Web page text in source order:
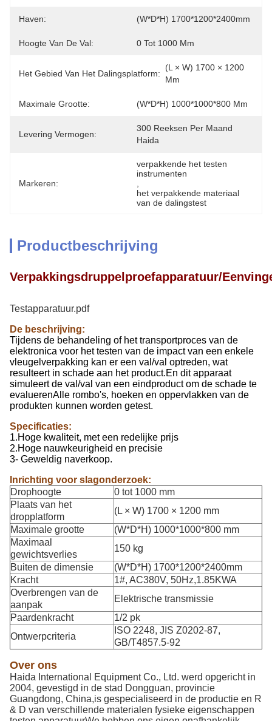
Haven: (W*D*H) 1700*1200*2400mm
Hoogte Van De Val: 0 Tot 1000 Mm
Het Gebied Van Het Dalingsplatform:
(L × W) 1700 × 1200
Mm
Maximale Grootte: (W*D*H) 1000*1000*800 Mm
Levering Vermogen:
300 Reeksen Per Maand
Haida
Markeren:
verpakkende het testen
instrumenten
het verpakkende materiaal
van de dalingstest
Productbeschrijving
Verpakkingsdruppelproefapparatuur/
Testapparatuur.pdf
De beschrijving:
Tijdens de behandeling of het transportproces van de
elektronica voor het testen van de impact van een enkele
vleugelverpakking kan er een val/val optreden, wat
resulteert in schade aan het product.En dit apparaat
simuleert de val/val van een eindproduct om de schade te
evaluerenAlle rombo's, hoeken en oppervlakken van de
produkten kunnen worden getest.
Specificaties:
1.Hoge kwaliteit, met een redelijke prijs
2.Hoge nauwkeurigheid en precisie
3- Geweldig naverkoop.
Inrichting voor slagonderzoek:
Drophoogte
0 tot 1000 mm
Plaats van het
dropplatform
(L × W) 1700 × 1200 mm
Maximale grootte
(W*D*H) 1000*1000*800 mm
Maximaal
gewichtsverlies
150 kg
Buiten de dimensie
(W*D*H) 1700*1200*2400mm
Kracht
1#, AC380V, 50Hz,1.85KWA
Overbrengen van de
aanpak
Elektrische transmissie
Paardenkracht
1/2 pk
Ontwerpcriteria
ISO 2248, JIS Z0202-87,
GB/T4857.5-92
Over ons
Haida International Equipment Co., Ltd. werd opgericht in
2004, gevestigd in de stad Dongguan, provincie
Guangdong, China,is gespecialiseerd in de productie en R
& D van verschillende materialen fysieke eigenschappen